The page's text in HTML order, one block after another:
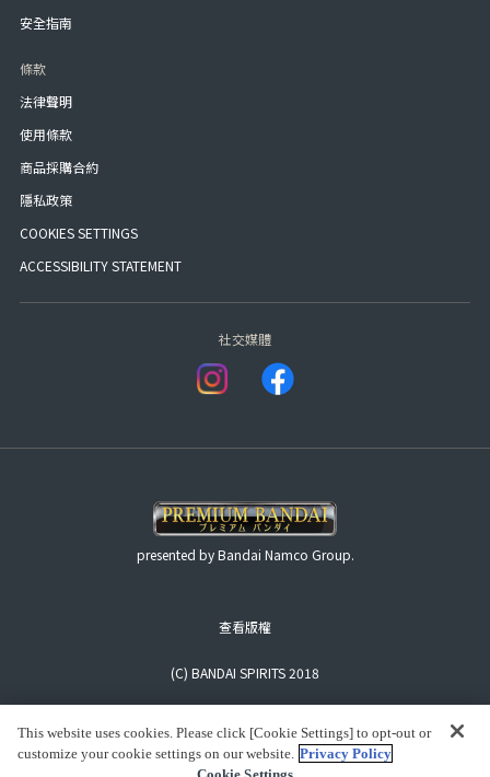
安全指南
條款
法律聲明
使用條款
商品採購合約
隱私政策
COOKIES SETTINGS
ACCESSIBILITY STATEMENT
社交媒體
presented by Bandai Namco Group.
查看版權
(C) BANDAI SPIRITS 2018
This website uses cookies. Please click [Cookie Settings] to opt-out or
customize your cookie settings on our website. Privacy Policy